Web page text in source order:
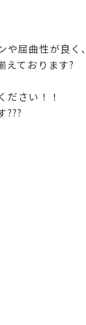
屈曲性が良く、
えております?
ださい！！
???